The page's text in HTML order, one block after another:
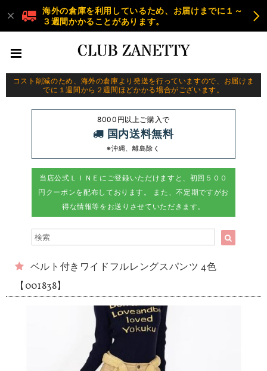
海外の倉庫を利用しているため、お届けまでに１～
３週間かかることがあります。
コスト削減のため、海外の倉庫より発送を行っていますので、お届けま
でに１週間から２週間ほどかかる場合がございます。
8000円以上ご購入で
国内送料無料
※沖縄、離島除く
当店公式ＬＩＮＥにご登録いただけますと、初回５００
円クーポンを配布しております。 また、不定期ですがお
得な情報等をお送りさせていただきます。
ベルト付きワイドフルレングスパンツ 4色
【001838】